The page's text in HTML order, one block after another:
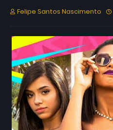
Felipe Santos Nascimento